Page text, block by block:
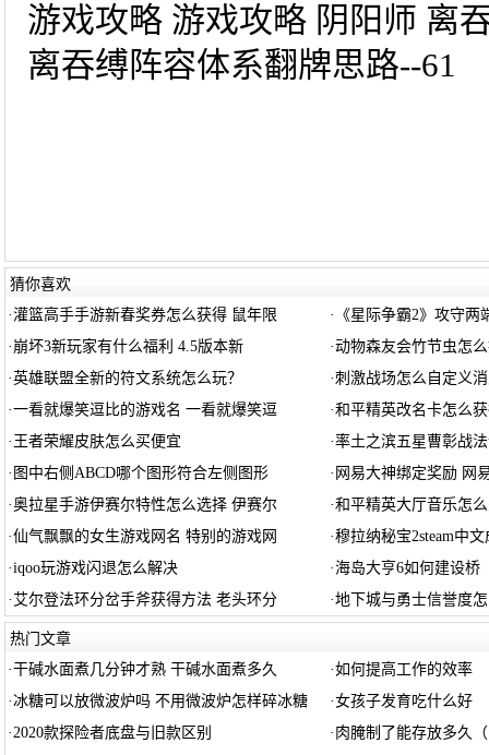
游戏攻略 游戏攻略 阴阳师 离
离吞缚阵容体系翻牌思路--61
猜你喜欢
·灌篮高手手游新春奖券怎么获得 鼠年限 · 《星际争霸2》攻守两
· 崩坏3新玩家有什么福利 4.5版本新 ·动物森友会竹节虫怎
·英雄联盟全新的符文系统怎么玩？ ·刺激战场怎么自定义
·一看就爆笑逗比的游戏名 一看就爆笑逗 ·和平精英改名卡怎么
· 王者荣耀皮肤怎么买便宜 ·率土之滨五星曹彰战
· 图中右侧ABCD哪个图形符合左侧图形 · 网易大神绑定奖励 网
·奥拉星手游伊赛尔特性怎么选择 伊赛尔 ·和平精英大厅音乐怎
·仙气飘飘的女生游戏网名 特别的游戏网 ·穆拉纳秘宝2steam中
·iqoo玩游戏闪退怎么解决 ·海岛大亨6如何建设桥
·艾尔登法环分岔手斧获得方法 老头环分 ·地下城与勇士信誉度
热门文章
·干碱水面煮几分钟才熟 干碱水面煮多久 ·如何提高工作的效率
·冰糖可以放微波炉吗 不用微波炉怎样碎冰糖 ·女孩子发育吃什么好
·2020款探险者底盘与旧款区别 · 肉腌制了能存放多久